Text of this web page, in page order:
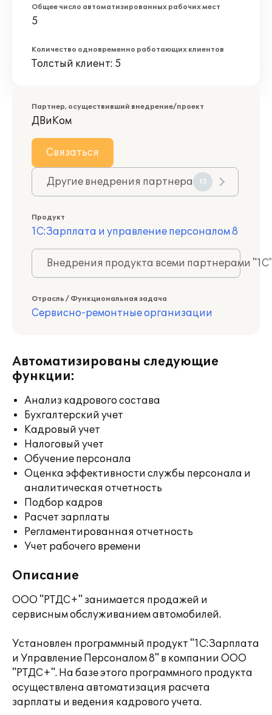
Общее число автоматизированных рабочих мест
5
Количество одновременно работающих клиентов
Толстый клиент: 5
Партнер, осуществивший внедрение/проект
ДВиКом
Связаться
Другие внедрения партнера 13
Продукт
1С:Зарплата и управление персоналом 8
Внедрения продукта всеми партнерами
Отрасль / Функциональная задача
Сервисно-ремонтные организации
Автоматизированы следующие
функции:
Анализ кадрового состава
Бухгалтерский учет
Кадровый учет
Налоговый учет
Обучение персонала
Оценка эффективности службы персонала и
аналитическая отчетность
Подбор кадров
Расчет зарплаты
Регламентированная отчетность
Учет рабочего времени
Описание
ООО "РТДС+" занимается продажей и
сервисным обслуживанием автомобилей.
Установлен программный продукт "1С:Зарплата
и Управление Персоналом 8" в компании ООО
"РТДС+". На базе этого программного продукта
осуществлена автоматизация расчета
зарплаты и ведения кадрового учета.